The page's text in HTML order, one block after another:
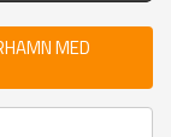
MED